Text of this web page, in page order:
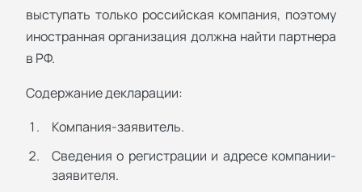
выступать только российская компания, поэтому
иностранная организация должна найти партнера
в РФ.
Содержание декларации:
Компания-заявитель.
Сведения о регистрации и адресе компании-
заявителя.